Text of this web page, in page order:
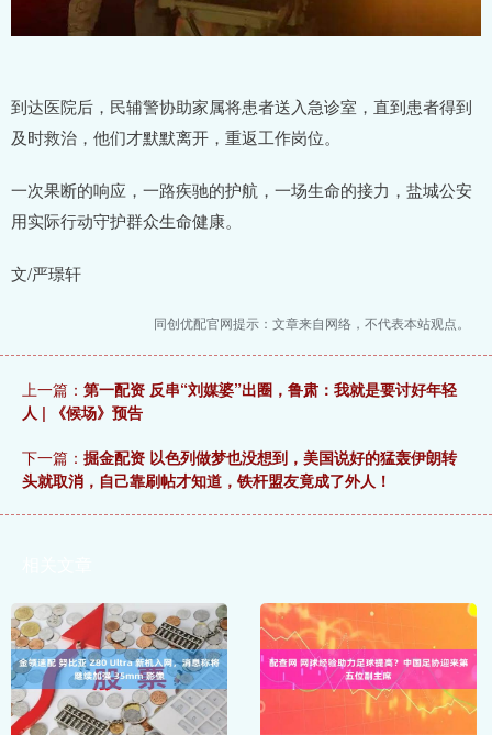
到达医院后，民辅警协助家属将患者送入急诊室，直到患者得到
及时救治，他们才默默离开，重返工作岗位。
一次果断的响应，一路疾驰的护航，一场生命的接力，盐城公安
用实际行动守护群众生命健康。
文/严璟轩
同创优配官网提示：文章来自网络，不代表本站观点。
上一篇： 第一配资 反串“刘媒婆”出圈，鲁肃：我就是要讨好年轻
人 | 《候场》预告
下一篇： 掘金配资 以色列做梦也没想到，美国说好的猛轰伊朗转
头就取消，自己靠刷帖才知道，铁杆盟友竟成了外人！